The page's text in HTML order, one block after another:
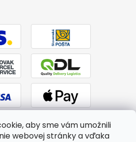
aby sme vám umožnili
webovej stránky a vďaka